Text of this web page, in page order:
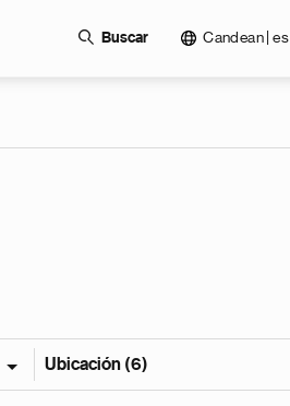
Buscar Candean | es
Ubicación (6)